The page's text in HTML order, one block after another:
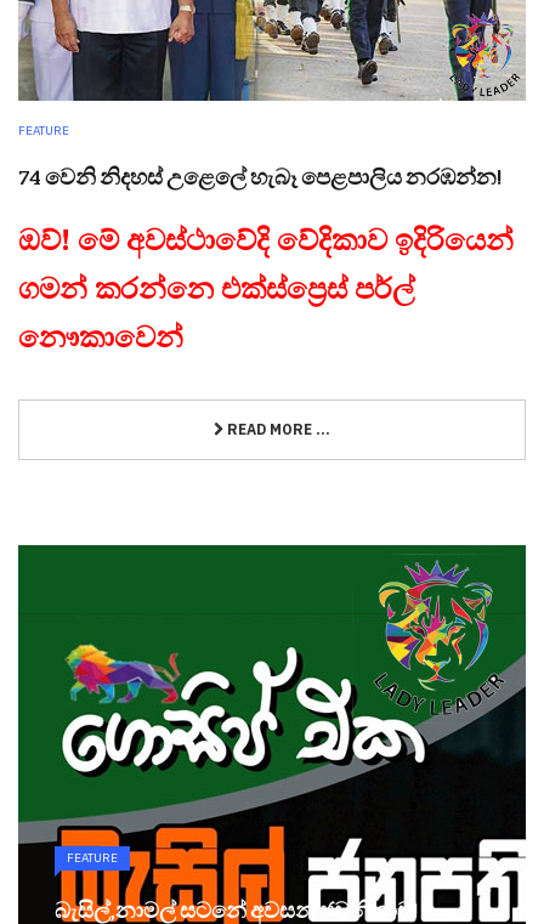
FEATURE
74 වෙනි නිදහස් උළෙලේ හැබෑ පෙළපාලිය නරඹන්න!
ඔව්! මේ අවස්ථාවේදි වේදිකාව ඉදිරියෙන්
ගමන් කරන්නෙ එක්ස්ප්‍රෙස් පර්ල්
නෞකාවෙන්
READ MORE ...
FEATURE
බැසිල්,නාමල් සටනේ අවසන් ජවනිකාව!